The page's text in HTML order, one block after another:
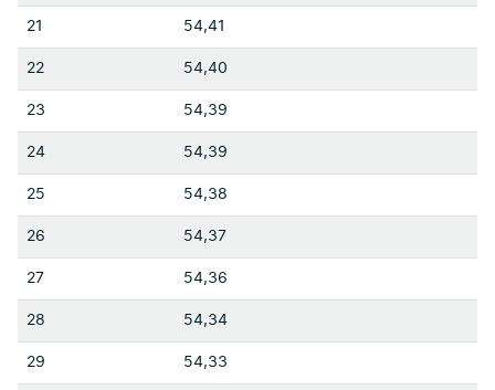
21 54,41
22 54,40
23 54,39
24 54,39
25 54,38
26 54,37
27 54,36
28 54,34
29 54,33